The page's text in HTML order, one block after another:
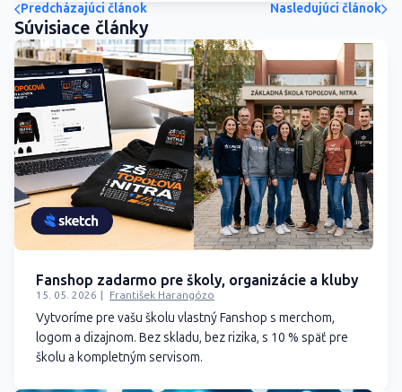
Predcházajúci článok Nasledujúci článok
Súvisiace články
Fanshop zadarmo pre školy, organizácie a kluby
15. 05. 2026 František Harangózo
Vytvoríme pre vašu školu vlastný Fanshop s merchom,
logom a dizajnom. Bez skladu, bez rizika, s 10 % späť pre
školu a kompletným servisom.